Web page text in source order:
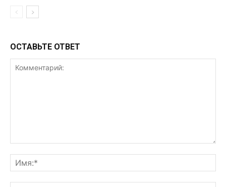
ОСТАВЬТЕ ОТВЕТ